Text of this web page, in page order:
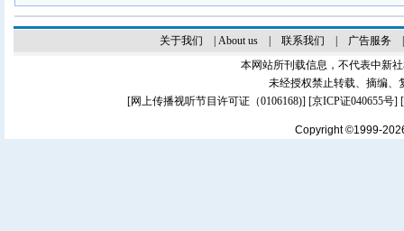
关于我们 About us| 联系我们 广告服务
本网站所刊载信息，不代表中新
未经授权禁止转载、摘编、
[网上传播视听节目许可证（0106168)] [京ICP证040655号]
Copyright ©1999-